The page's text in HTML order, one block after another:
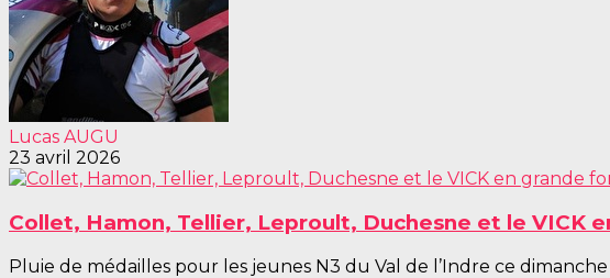
Lucas AUGU
23 avril 2026
Collet, Hamon, Tellier, Leproult, Duchesne et le VICK
Pluie de médailles pour les jeunes N3 du Val de l’Indre ce dimanche